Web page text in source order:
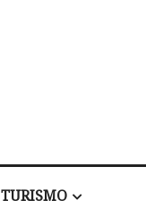
TURISMO